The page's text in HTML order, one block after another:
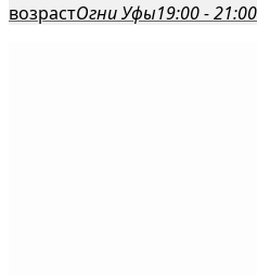
возрастОгни Уфы19:00 - 21:00